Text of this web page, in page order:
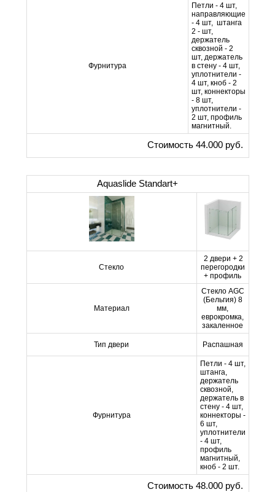
Фурнитура
Петли - 4 шт,
направляющие
- 4 шт, штанга
2 - шт,
держатель
сквозной - 2
шт, держатель
в стену - 4 шт,
уплотнители -
4 шт, кноб - 2
шт, коннекторы
- 8 шт,
уплотнители -
2 шт, профиль
магнитный.
Стоимость 44.000 руб.
Aquaslide Standart+
Стекло
2 двери + 2
перегородки
+ профиль
Материал
Стекло AGC
(Бельгия) 8
мм,
еврокромка,
закаленное
Тип двери Распашная
Фурнитура
Петли - 4 шт,
штанга,
держатель
сквозной,
держатель в
стену - 4 шт,
коннекторы -
6 шт,
уплотнители
- 4 шт,
профиль
магнитный,
кноб - 2 шт.
Стоимость 48.000 руб.